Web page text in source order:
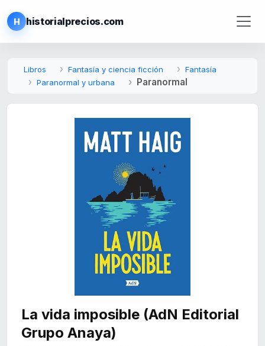
H historialprecios.com
Libros Fantasía y ciencia ficción
Fantasía
Paranormal y urbana
Paranormal
La vida imposible (AdN Editorial
Grupo Anaya)